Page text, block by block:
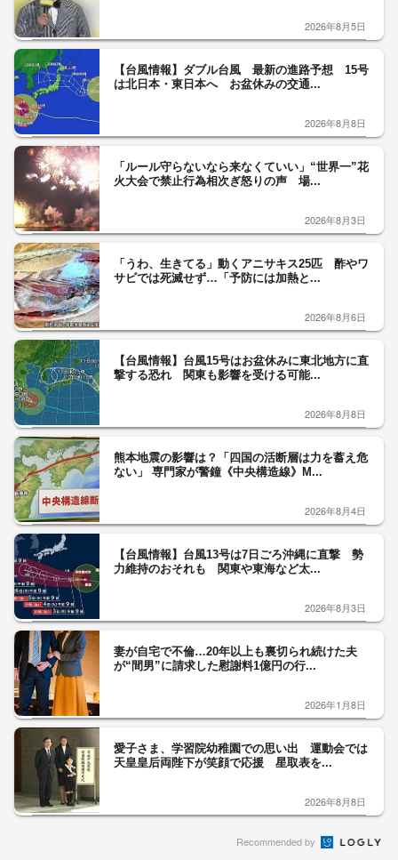
2026年8月5日
【台風情報】ダブル台風 最新の進路予想 15号
は北日本・東日本へ お盆休みの交通...
2026年8月8日
「ルール守らないなら来なくていい」“世界一”花
火大会で禁止行為相次ぎ怒りの声 場...
2026年8月3日
「うわ、生きてる」動くアニサキス25匹 酢やワ
サビでは死滅せず…「予防には加熱と...
2026年8月6日
【台風情報】台風15号はお盆休みに東北地方に直
撃する恐れ 関東も影響を受ける可能...
2026年8月8日
熊本地震の影響は？「四国の活断層は力を蓄え危
ない」 専門家が警鐘《中央構造線》M...
2026年8月4日
【台風情報】台風13号は7日ごろ沖縄に直撃 勢
力維持のおそれも 関東や東海など太...
2026年8月3日
妻が自宅で不倫…20年以上も裏切られ続けた夫
が“間男”に請求した慰謝料1億円の行...
2026年1月8日
愛子さま、学習院幼稚園での思い出 運動会では
天皇皇后両陛下が笑顔で応援 星取表を...
2026年8月8日
Recommended by